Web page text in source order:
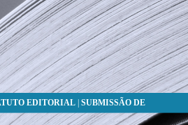
EDITORIAL| SUBMISSÃO DE